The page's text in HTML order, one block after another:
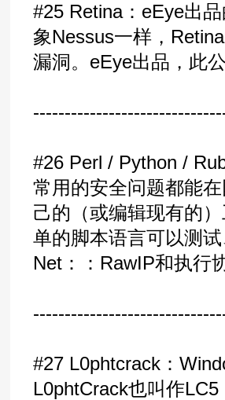
#25 Retina：eEye出
象Nessus一样，
漏洞。eEye出品，此
#26 Perl / Python /
常用的安全问题都能
己的（或编辑现有的
单的脚本语言可以测
Net：：RawIP和执行
#27 L0phtcrack：
L0phtCrack也叫作